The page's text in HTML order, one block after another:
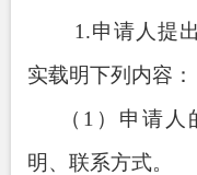
1.申请人提
实载明下列内容：
（ 1 ）申请人
明、联系方式。